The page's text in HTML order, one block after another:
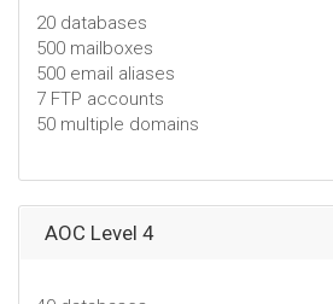
20 databases
500 mailboxes
500 email aliases
7 FTP accounts
50 multiple domains
AOC Level 4